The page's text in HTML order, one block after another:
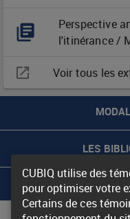
Perspective
l'itinérance /
open_in_new Voir tous les
LES
À
CUBIQ utilise des
pour optimiser votre
Certains de ces